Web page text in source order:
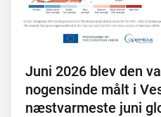
Juni 2026 blev den
nogensinde målt i
næstvarmeste juni